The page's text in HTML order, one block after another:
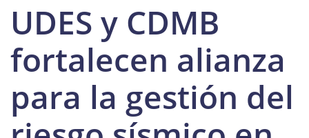
UDES y CDMB
fortalecen alianza
para la gestión del